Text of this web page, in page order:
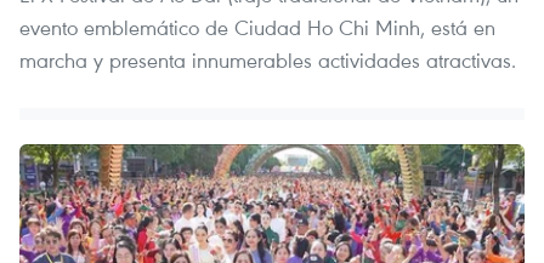
evento emblemático de Ciudad Ho Chi Minh, está en
marcha y presenta innumerables actividades atractivas.